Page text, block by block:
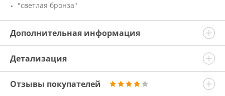
"светлая бронза"
Дополнительная информация
Детализация
Отзывы покупателей